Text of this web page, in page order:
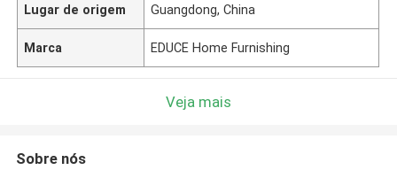
Lugar de origem Guangdong, China
Marca EDUCE Home Furnishing
Veja mais
Sobre nós